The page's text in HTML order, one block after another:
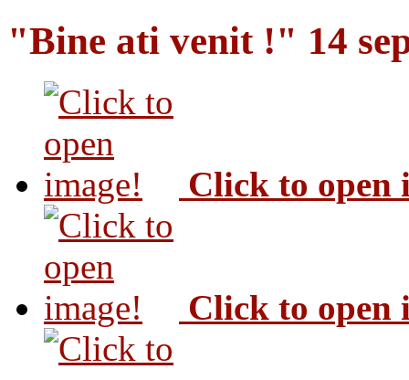
"Bine ati venit !" 14
Click to open
Click to open